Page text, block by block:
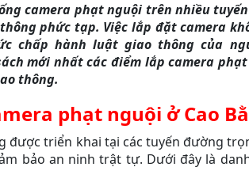
camera phạt nguội trên nhiều
phức tạp. Việc lắp đặt camera
chấp hành luật giao thông của
mới nhất các điểm lắp camera
thông.
phạt nguội ở Cao
được triển khai tại các tuyến đường
bảo an ninh trật tự. Dưới đây là